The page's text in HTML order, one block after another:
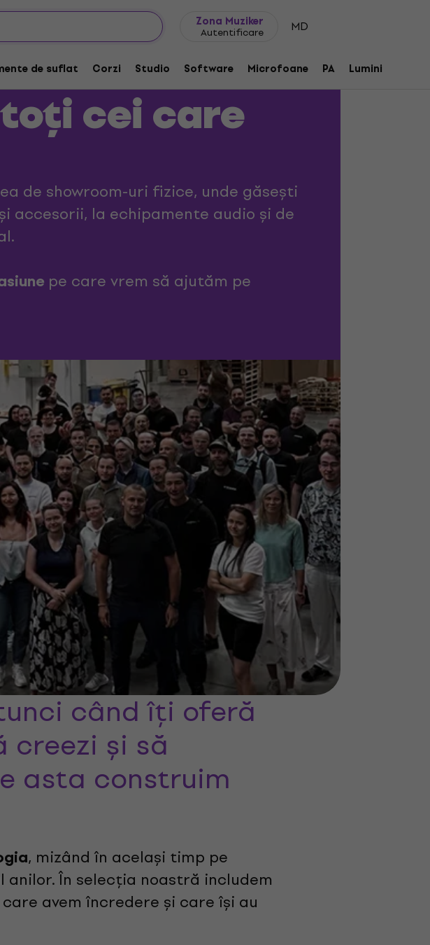
Zona Muziker
Autentificare MD
de suflat Corzi Studio Software Microfoane PA Lumini
cei care
de showroom-uri fizice, unde găsești
accesorii, la echipamente audio și de
pe care vrem să ajutăm pe
când îți oferă
creezi și să
asta construim
, mizând în același timp pe
În selecția noastră includem
avem încredere și care își au